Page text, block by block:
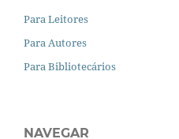
Para Leitores
Para Autores
Para Bibliotecários
NAVEGAR